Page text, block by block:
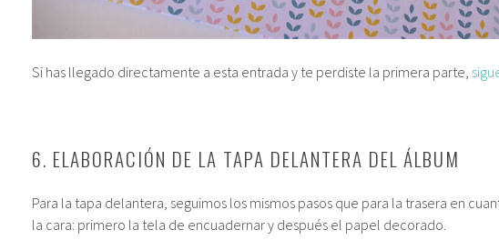
Si has llegado directamente a esta entrada y te perdiste la primera parte,
6. ELABORACIÓN DE LA TAPA DELANTERA DEL ÁLBUM
Para la tapa delantera, seguimos los mismos pasos que para la trasera en
la cara: primero la tela de encuadernar y después el papel decorado.